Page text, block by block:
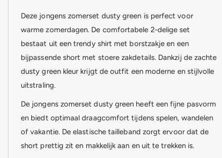
Deze jongens zomerset dusty green is perfect voor
warme zomerdagen. De comfortabele 2-delige set
bestaat uit een trendy shirt met borstzakje en een
bijpassende short met stoere zakdetails. Dankzij de zachte
dusty green kleur krijgt de outfit een moderne en stijlvolle
uitstraling.
De jongens zomerset dusty green heeft een fijne pasvorm
en biedt optimaal draagcomfort tijdens spelen, wandelen
of vakantie. De elastische tailleband zorgt ervoor dat de
short prettig zit en makkelijk aan en uit te trekken is.